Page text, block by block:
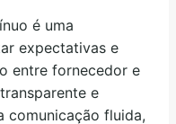
é uma
expectativas e
entre fornecedor e
e
comunicação fluida,